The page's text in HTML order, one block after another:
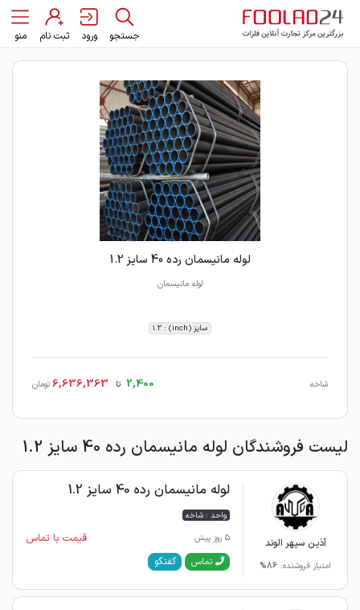
جستجو ورود ثبت نام منو
لوله مانیسمان رده 40 سایز 1.2
لوله مانیسمان
سایز (inch) : 1.2
شاخه 2,400 تا 6,636,363 تومان
لیست فروشندگان لوله مانیسمان رده 40 سایز 1.2
آذین سپهر الوند
امتیاز فروشنده: 86%
لوله مانیسمان رده 40 سایز 1.2
واحد : شاخه
5 روز پیش
قیمت با تماس
تماس گفتگو